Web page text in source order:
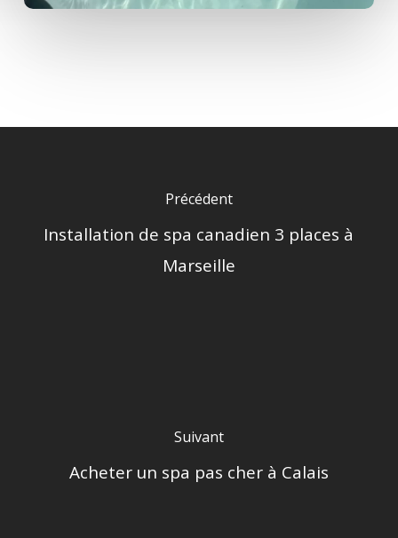
Précédent
Installation de spa canadien 3 places à
Marseille
Suivant
Acheter un spa pas cher à Calais